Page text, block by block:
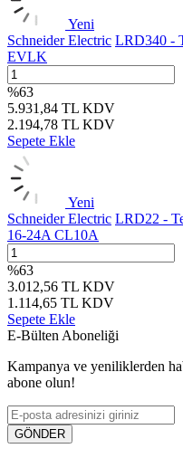
Yeni
Schneider Electric LRD340 -
EVLK
%63
5.931,84 TL KDV
2.194,78 TL KDV
Sepete Ekle
Yeni
Schneider Electric LRD22 -
16-24A CL10A
%63
3.012,56 TL KDV
1.114,65 TL KDV
Sepete Ekle
E-Bülten Aboneliği
Kampanya ve yeniliklerden
abone olun!
GÖNDER